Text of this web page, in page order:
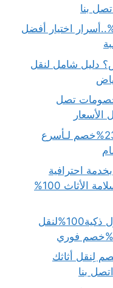
طرق نقل الاثاث بأمان 99%..أسرار اختيار أفضل
دليل شامل لنقل
تصل
نقل عفش من الرياض للدمام..بـ23%خصم لـأسرع
احترافية
وأسعار تبدأ من200ريال وضمان سلامة الأثاث 100%
دينا نقل عفش خارج الرياض..حلول ذكية100%لنقل
بالخرج بـ45%خصم لِنقل أثاثك